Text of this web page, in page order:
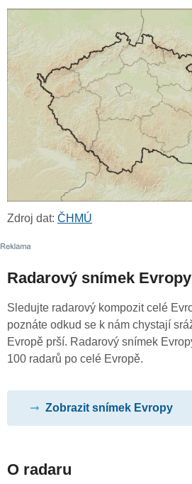
Zdroj dat: ČHMÚ
Radarový snímek Evropy
Sledujte radarový kompozit celé
poznáte odkud se k nám chystají
Evropě prší. Radarový snímek
100 radarů po celé Evropě.
Zobrazit snímek Evropy
O radaru